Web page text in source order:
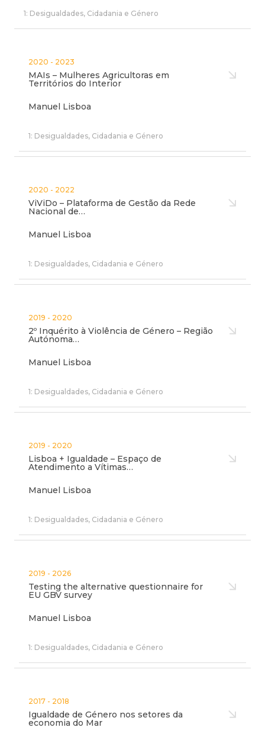
1: Desigualdades, Cidadania e Género
2020 - 2023
MAIs – Mulheres Agricultoras em
Territórios do Interior
Manuel Lisboa
1: Desigualdades, Cidadania e Género
2020 - 2022
ViViDo – Plataforma de Gestão da Rede
Nacional de…
Manuel Lisboa
1: Desigualdades, Cidadania e Género
2019 - 2020
2º Inquérito à Violência de Género – Região
Autónoma…
Manuel Lisboa
1: Desigualdades, Cidadania e Género
2019 - 2020
Lisboa + Igualdade – Espaço de
Atendimento a Vítimas…
Manuel Lisboa
1: Desigualdades, Cidadania e Género
2019 - 2026
Testing the alternative questionnaire for
EU GBV survey
Manuel Lisboa
1: Desigualdades, Cidadania e Género
2017 - 2018
Igualdade de Género nos setores da
economia do Mar